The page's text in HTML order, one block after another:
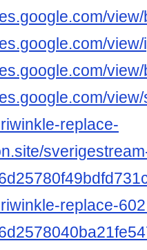
replace-
replace-